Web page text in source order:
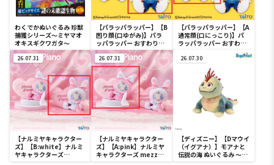
わくでかぬいぐるみ 珍獣
捕獲シリーズ～ミヤマオ
オキスギクワガタ～
【パラッパラッパー】【B
困り顔(口ゆがみ)】パラ
ッパラッパー おすわりぬ
いぐるみ
【パラッパラッパー】【A
通常顔(口にっこり)】パ
ラッパラッパー おすわり
26.07.31
【ナルミヤキャラクター
ズ】【B:white】ナルミ
ヤキャラクターズ
26.07.31
【ナルミヤキャラクター
ズ】【A:pink】ナルミヤ
キャラクターズ mezzo
26.07.30
【ディズニー】【Dマウイ
（イグアナ）】モアナと
伝説の海 ぬいぐるみ ～マ